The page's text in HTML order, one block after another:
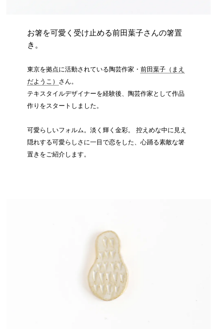
お箸を可愛く受け止める前田葉子さんの箸置
き。
東京を拠点に活動されている陶芸作家・ 前田葉子（まえ
だようこ） さん。
テキスタイルデザイナーを経験後、陶芸作家として作品
作りをスタートしました。
可愛らしいフォルム。淡く輝く金彩。 控えめな中に見え
隠れする可愛らしさに一目で恋をした、心踊る素敵な箸
置きをご紹介します。